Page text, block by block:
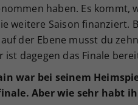
haben. Es kommt,
weitere Saison finanziert.
der Ebene musst du
ist dagegen das Finale
war bei seinem
Aber wie sehr habt